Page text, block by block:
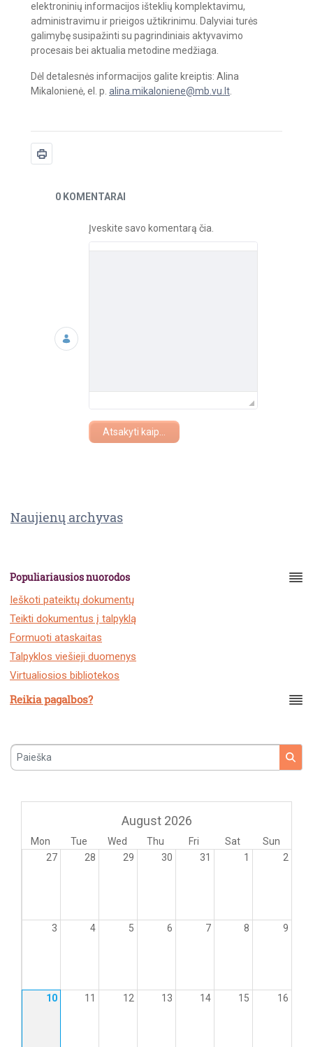
elektroninių informacijos išteklių komplektavimu,
administravimu ir prieigos užtikrinimu. Dalyviai turės
galimybę susipažinti su pagrindiniais aktyvavimo
procesais bei aktualia metodine medžiaga.
Dėl detalesnės informacijos galite kreiptis: Alina
Mikalonienė, el. p. alina.mikaloniene@mb.vu.lt
Naujienos
0 KOMENTARAI
Įveskite savo komentarą čia.
Atsakyti kaip...
Naujienų archyvas
Populiariausios nuorodos
Ieškoti pateiktų dokumentų
Teikti dokumentus į talpyklą
Formuoti ataskaitas
Talpyklos viešieji duomenys
Virtualiosios bibliotekos
Reikia pagalbos?
Paieška
August 2026
Mon Tue Wed Thu Fri Sat
Sun
27
28 29 30 31 1 2
3 4 5 6 7 8 9
10 11 12 13 14 15 16